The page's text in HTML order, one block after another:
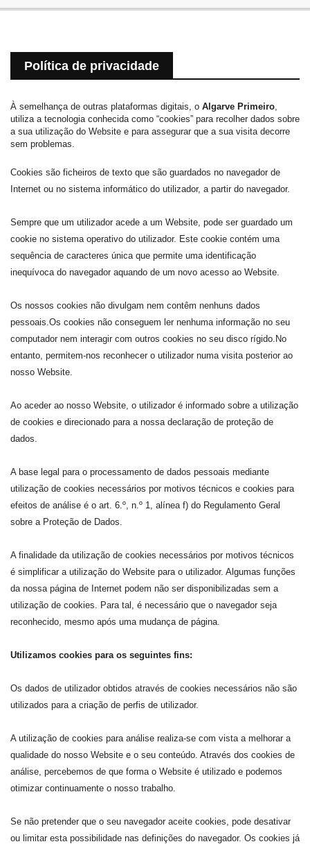
Política de privacidade
À semelhança de outras plataformas digitais, o Algarve Primeiro,
utiliza a tecnologia conhecida como “cookies” para recolher dados sobre
a sua utilização do Website e para assegurar que a sua visita decorre
sem problemas.
Cookies são ficheiros de texto que são guardados no navegador de
Internet ou no sistema informático do utilizador, a partir do navegador.
Sempre que um utilizador acede a um Website, pode ser guardado um
cookie no sistema operativo do utilizador. Este cookie contém uma
sequência de caracteres única que permite uma identificação
inequívoca do navegador aquando de um novo acesso ao Website.
Os nossos cookies não divulgam nem contêm nenhuns dados
pessoais.Os cookies não conseguem ler nenhuma informação no seu
computador nem interagir com outros cookies no seu disco rígido.No
entanto, permitem-nos reconhecer o utilizador numa visita posterior ao
nosso Website.
Ao aceder ao nosso Website, o utilizador é informado sobre a utilização
de cookies e direcionado para a nossa declaração de proteção de
dados.
A base legal para o processamento de dados pessoais mediante
utilização de cookies necessários por motivos técnicos e cookies para
efeitos de análise é o art. 6.º, n.º 1, alínea f) do Regulamento Geral
sobre a Proteção de Dados.
A finalidade da utilização de cookies necessários por motivos técnicos
é simplificar a utilização do Website para o utilizador. Algumas funções
da nossa página de Internet podem não ser disponibilizadas sem a
utilização de cookies. Para tal, é necessário que o navegador seja
reconhecido, mesmo após uma mudança de página.
Utilizamos cookies para os seguintes fins:
Os dados de utilizador obtidos através de cookies necessários não são
utilizados para a criação de perfis de utilizador.
A utilização de cookies para análise realiza-se com vista a melhorar a
qualidade do nosso Website e o seu conteúdo. Através dos cookies de
análise, percebemos de que forma o Website é utilizado e podemos
otimizar continuamente o nosso trabalho.
Se não pretender que o seu navegador aceite cookies, pode desativar
ou limitar esta possibilidade nas definições do navegador. Os cookies já